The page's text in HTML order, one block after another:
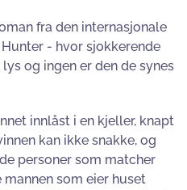
fra den internasjonale
- hvor sjokkerende
og ingen er den de synes
innlåst i en kjeller, knapt
kan ikke snakke, og
personer som matcher
som eier huset